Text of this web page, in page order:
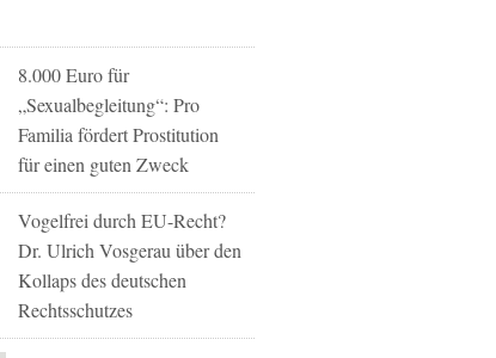
8.000 Euro für
„Sexualbegleitung“: Pro
Familia fördert Prostitution
für einen guten Zweck
Vogelfrei durch EU-Recht?
Dr. Ulrich Vosgerau über den
Kollaps des deutschen
Rechtsschutzes